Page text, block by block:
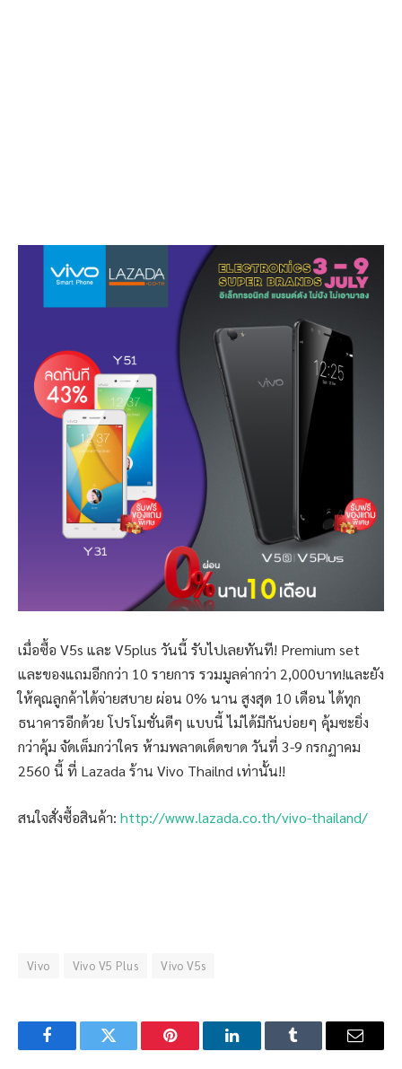
เมื่อซื้อ V5s และ V5plus วันนี้ รับไปเลยทันที! Premium set
และของแถมอีกกว่า 10 รายการ รวมมูลค่ากว่า 2,000บาท!และยัง
ให้คุณลูกค้าได้จ่ายสบาย ผ่อน 0% นาน สูงสุด 10 เดือน ได้ทุก
ธนาคารอีกด้วย โปรโมชั่นดีๆ แบบนี้ ไม่ได้มีกันบ่อยๆ คุ้มซะยิ่ง
กว่าคุ้ม จัดเต็มกว่าใคร ห้ามพลาดเด็ดขาด วันที่ 3-9 กรกฏาคม
2560 นี้ ที่ Lazada ร้าน Vivo Thailnd เท่านั้น!!
สนใจสั่งซื้อสินค้า: http://www.lazada.co.th/vivo-thailand/
Vivo Vivo V5 Plus Vivo V5s
FacebookTwitter Pinterest LinkedInTumblr Email